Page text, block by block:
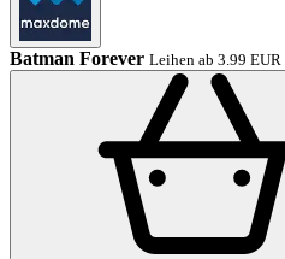
Batman Forever Leihen ab 3.99 EUR